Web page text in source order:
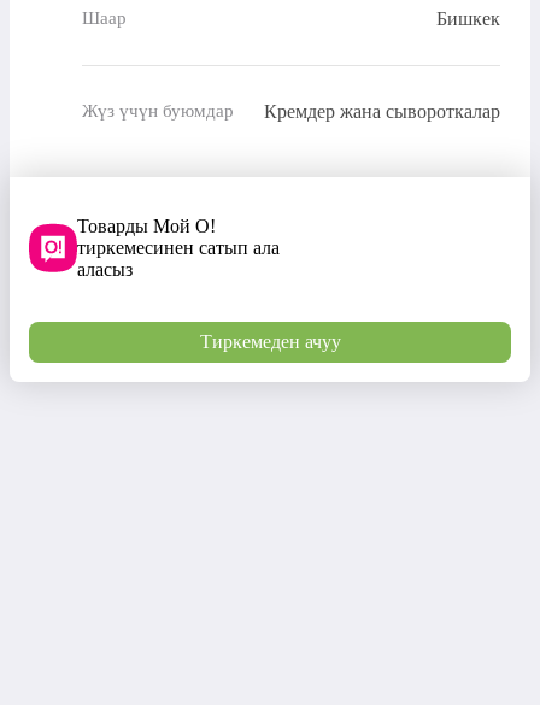
Шаар Бишкек
Жүз үчүн буюмдар Кремдер жана сывороткалар
Товарды Мой О!
тиркемесинен сатып ала
аласыз
Тиркемеден ачуу